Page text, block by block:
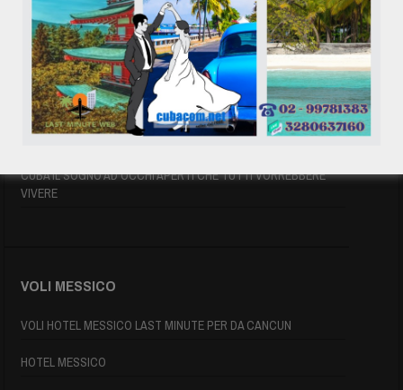
AFFITTO CASE A PLAYA DEL ESTE
ASSICURAZIONE E VISTO CUBA
INFORMAZIONI UTILI
MAPPA DI CUBA
CUBA IL SOGNO AD OCCHI APERTI CHE TUTTI VORREBBERE
VIVERE
VOLI MESSICO
VOLI HOTEL MESSICO LAST MINUTE PER DA CANCUN
HOTEL MESSICO